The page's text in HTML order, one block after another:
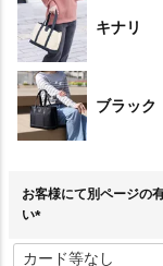
キナリ
ブラック
お客様にて別ページの
い
必